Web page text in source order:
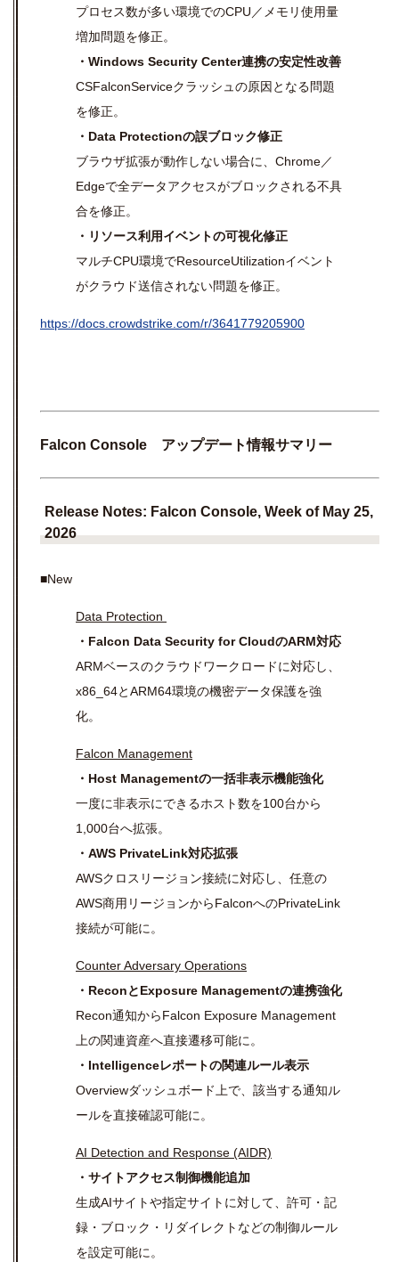
プロセス数が多い環境でのCPU／メモリ使用量
増加問題を修正。
・Windows Security Center連携の安定性改善
CSFalconServiceクラッシュの原因となる問題
を修正。
・Data Protectionの誤ブロック修正
ブラウザ拡張が動作しない場合に、Chrome／
Edgeで全データアクセスがブロックされる不具
合を修正。
・リソース利用イベントの可視化修正
マルチCPU環境でResourceUtilizationイベント
がクラウド送信されない問題を修正。
https://docs.crowdstrike.com/r/3641779205900
Falcon Console アップデート情報サマリー
Release Notes: Falcon Console, Week of May 25,
2026
■New
Data Protection
・Falcon Data Security for CloudのARM対応
ARMベースのクラウドワークロードに対応し、
x86_64とARM64環境の機密データ保護を強
化。
Falcon Management
・Host Managementの一括非表示機能強化
一度に非表示にできるホスト数を100台から
1,000台へ拡張。
・AWS PrivateLink対応拡張
AWSクロスリージョン接続に対応し、任意の
AWS商用リージョンからFalconへのPrivateLink
接続が可能に。
Counter Adversary Operations
・ReconとExposure Managementの連携強化
Recon通知からFalcon Exposure Management
上の関連資産へ直接遷移可能に。
・Intelligenceレポートの関連ルール表示
Overviewダッシュボード上で、該当する通知ル
ールを直接確認可能に。
AI Detection and Response (AIDR)
・サイトアクセス制御機能追加
生成AIサイトや指定サイトに対して、許可・記
録・ブロック・リダイレクトなどの制御ルール
を設定可能に。